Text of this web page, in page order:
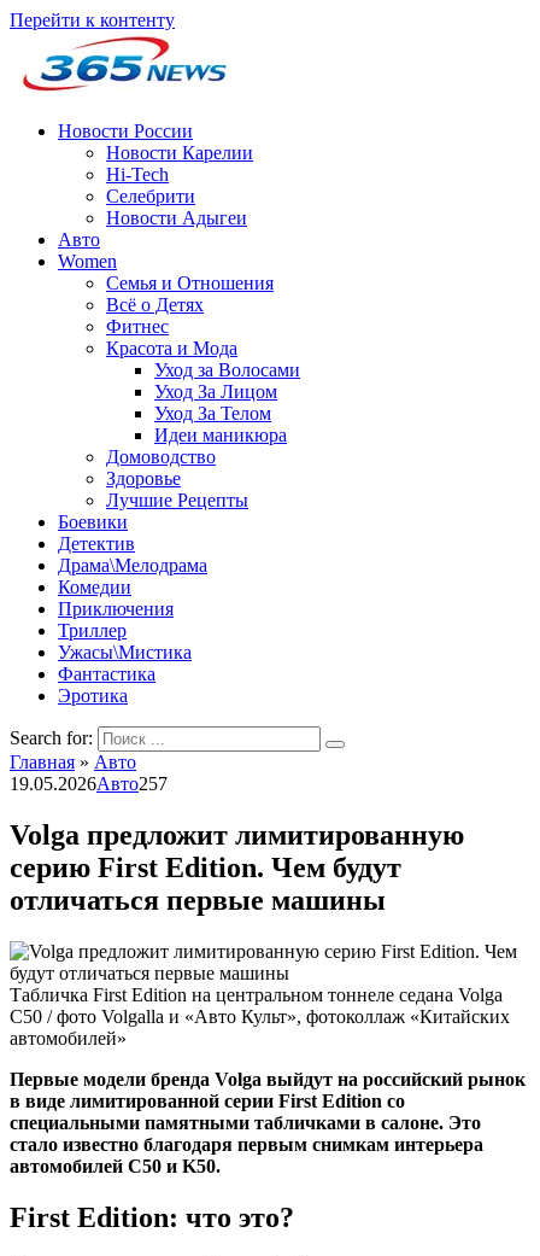
Перейти к контенту
Новости России
Новости Карелии
Hi-Tech
Селебрити
Новости Адыгеи
Авто
Women
Семья и Отношения
Всё о Детях
Фитнес
Красота и Мода
Уход за Волосами
Уход За Лицом
Уход За Телом
Идеи маникюра
Домоводство
Здоровье
Лучшие Рецепты
Боевики
Детектив
Драма\Мелодрама
Комедии
Приключения
Триллер
Ужасы\Мистика
Фантастика
Эротика
Search for:
Главная » Авто
19.05.2026Авто257
Volga предложит лимитированную
серию First Edition. Чем будут
отличаться первые машины
Табличка First Edition на центральном тоннеле седана Volga
C50 / фото Volgalla и «Авто Культ», фотоколлаж «Китайских
автомобилей»
Первые модели бренда Volga выйдут на российский рынок
в виде лимитированной серии First Edition со
специальными памятными табличками в салоне. Это
стало известно благодаря первым снимкам интерьера
автомобилей C50 и K50.
First Edition: что это?